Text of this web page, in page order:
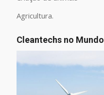
Agricultura.
Cleantechs no Mundo